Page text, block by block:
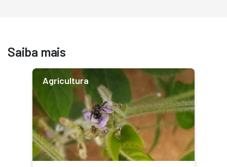
Saiba mais
Agricultura